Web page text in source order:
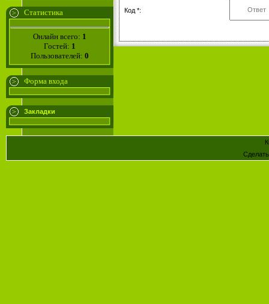
Статистика
Онлайн всего: 1
Гостей: 1
Пользователей: 0
Форма входа
Закладки
Код *: